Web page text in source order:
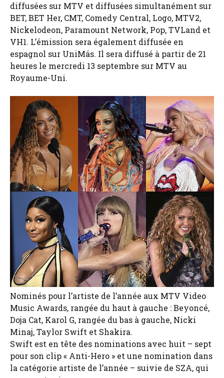
diffusées sur MTV et diffusées simultanément sur
BET, BET Her, CMT, Comedy Central, Logo, MTV2,
Nickelodeon, Paramount Network, Pop, TVLand et
VH1. L’émission sera également diffusée en
espagnol sur UniMás. Il sera diffusé à partir de 21
heures le mercredi 13 septembre sur MTV au
Royaume-Uni.
Nominés pour l’artiste de l’année aux MTV Video
Music Awards, rangée du haut à gauche : Beyoncé,
Doja Cat, Karol G, rangée du bas à gauche, Nicki
Minaj, Taylor Swift et Shakira.
Swift est en tête des nominations avec huit – sept
pour son clip « Anti-Hero » et une nomination dans
la catégorie artiste de l’année – suivie de SZA, qui